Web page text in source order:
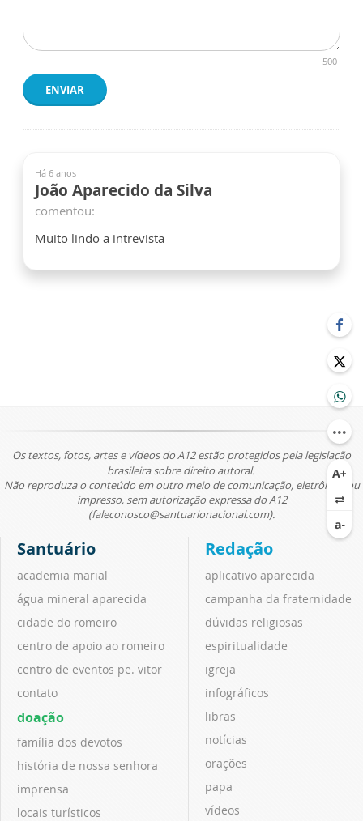
500
ENVIAR
Há 6 anos
João Aparecido da Silva
comentou:
Muito lindo a intrevista
Os textos, fotos, artes e vídeos do A12 estão protegidos pela legislação
brasileira sobre direito autoral.
Não reproduza o conteúdo em outro meio de comunicação, eletrônico ou
impresso, sem autorização expressa do A12
(faleconosco@santuarionacional.com).
Santuário
academia marial
água mineral aparecida
cidade do romeiro
centro de apoio ao romeiro
centro de eventos pe. vitor
contato
doação
família dos devotos
história de nossa senhora
imprensa
locais turísticos
Redação
aplicativo aparecida
campanha da fraternidade
dúvidas religiosas
espiritualidade
igreja
infográficos
libras
notícias
orações
papa
vídeos